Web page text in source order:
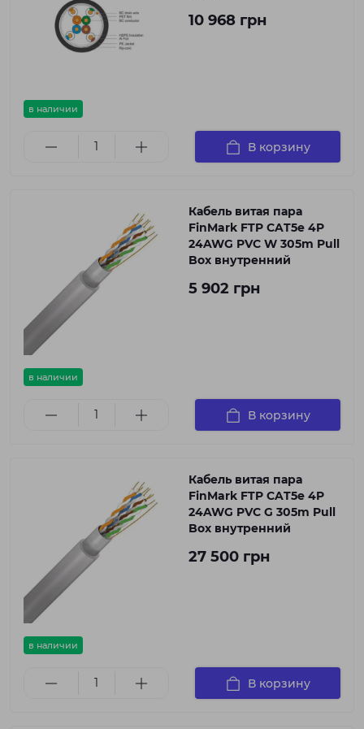
в наличии
10 968 грн
В корзину
в наличии
Кабель витая пара
FinMark FTP CAT5e 4P
24AWG PVC W 305m Pull
Box внутренний
5 902 грн
В корзину
в наличии
Кабель витая пара
FinMark FTP CAT5e 4P
24AWG PVC G 305m Pull
Box внутренний
27 500 грн
В корзину